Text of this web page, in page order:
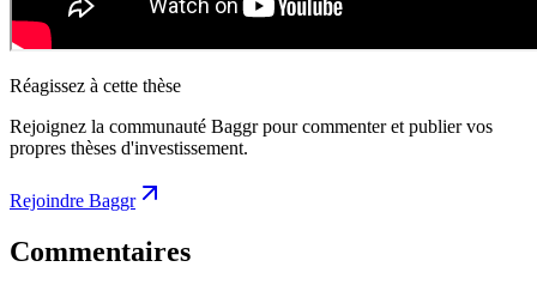
Réagissez à cette thèse
Rejoignez la communauté Baggr pour commenter et publier vos
propres thèses d'investissement.
Rejoindre Baggr
Commentaires